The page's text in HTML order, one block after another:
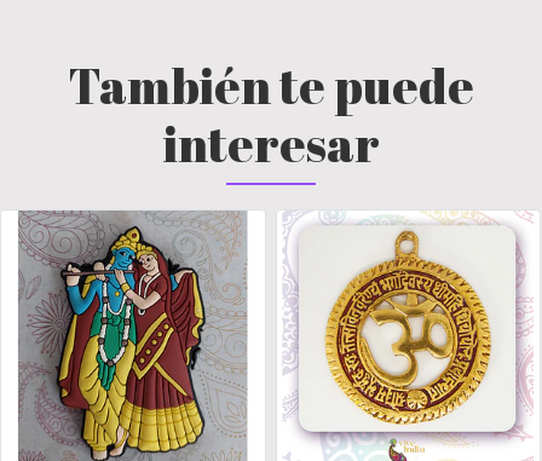
También te puede
interesar